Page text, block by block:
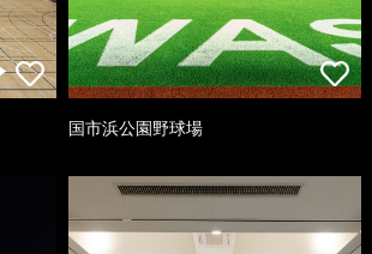
国市浜公園野球場